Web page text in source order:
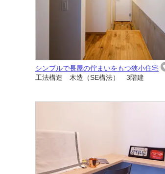
シンプルで長屋の佇まいをもつ狭小住宅
工法構造 木造（SE構法） 3階建